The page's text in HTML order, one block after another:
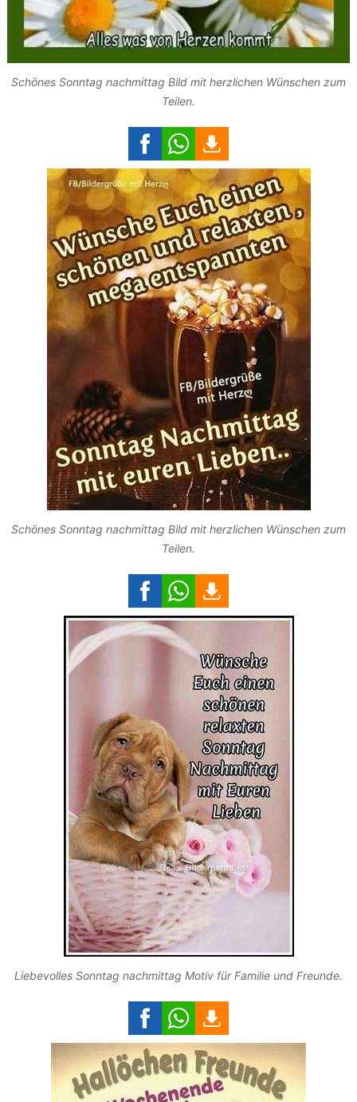
Schönes Sonntag nachmittag Bild mit herzlichen Wünschen zum
Teilen.
Schönes Sonntag nachmittag Bild mit herzlichen Wünschen zum
Teilen.
Liebevolles Sonntag nachmittag Motiv für Familie und Freunde.